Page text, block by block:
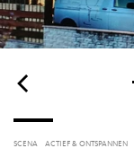
SCENA ACTIEF & ONTSPANNEN